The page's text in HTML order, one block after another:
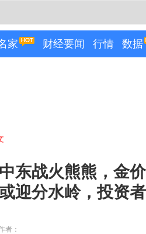
家 财经要闻 行情 数据
东战火熊熊，金
迎分水岭，投资
者：